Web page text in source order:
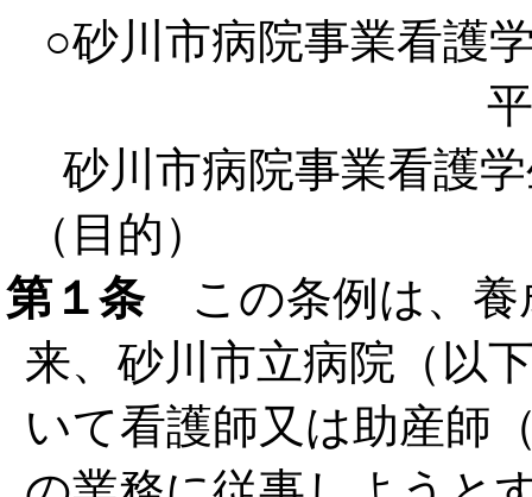
○砂川市病院事業看護
砂川市病院事業看護
（目的）
第１条この条例は、養
来、砂川市立病院（以
いて看護師又は助産師